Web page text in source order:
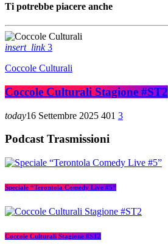
Ti potrebbe piacere anche
insert_link 3
Coccole Culturali
Coccole Culturali Stagione #ST2
today16 Settembre 2025 401 3
Podcast Trasmissioni
Speciale “Terontola Comedy Live #5”
Coccole Culturali Stagione #ST2